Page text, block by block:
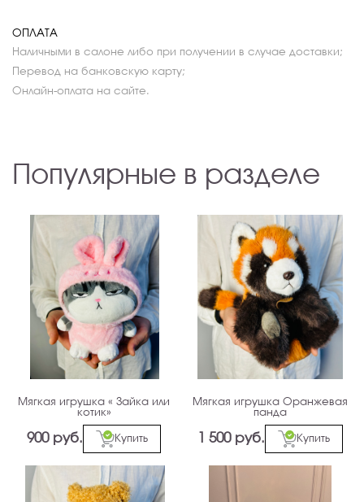
ОПЛАТА
Наличными в салоне либо при получении в случае доставки;
Перевод на банковскую карту;
Онлайн-оплата на сайте.
Популярные в разделе
Мягкая игрушка « Зайка или
котик»
900 руб. Купить
Мягкая игрушка Оранжевая
панда
1 500 руб. Купить